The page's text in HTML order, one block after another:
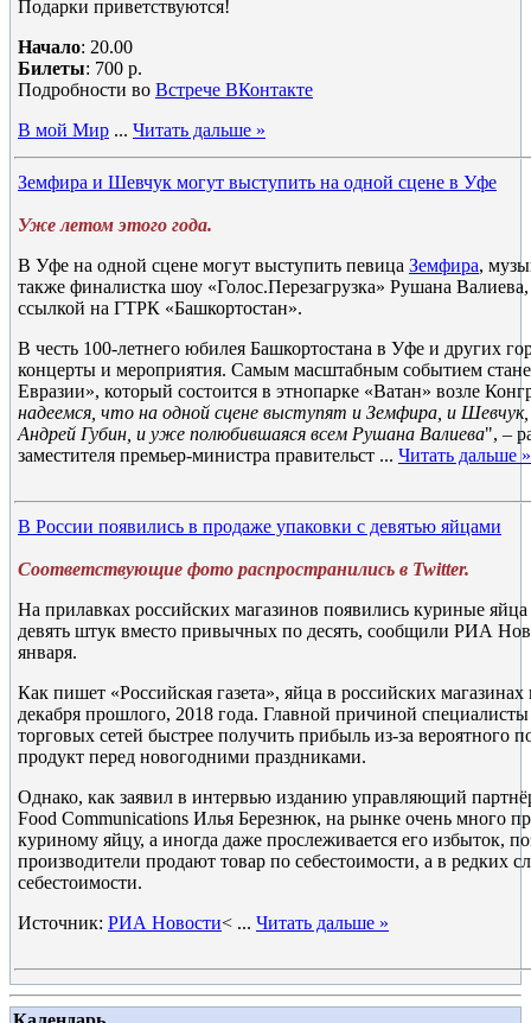
Подарки приветствуются!
Начало: 20.00
Билеты: 700 р.
Подробности во Встрече ВКонтакте
В мой Мир ... Читать дальше »
Земфира и Шевчук могут выступить на одной сцене в Уфе
Уже летом этого года.
В Уфе на одной сцене могут выступить певица Земфира,
также финалистка шоу «Голос.Перезагрузка» Рушана Валиева,
ссылкой на ГТРК «Башкортостан».
В честь 100-летнего юбилея Башкортостана в Уфе и других
концерты и мероприятия. Самым масштабным событием
Евразии», который состоится в этнопарке «Ватан» возле
надеемся, что на одной сцене выступят и Земфира, и
Андрей Губин, и уже полюбившаяся всем Рушана Валиева", –
заместителя премьер-министра правительст ... Читать дальше »
В России появились в продаже упаковки с девятью яйцами
Соответствующие фото распространились в Twitter.
На прилавках российских магазинов появились куриные
девять штук вместо привычных по десять, сообщили РИА
января.
Как пишет «Российская газета», яйца в российских
декабря прошлого, 2018 года. Главной причиной
торговых сетей быстрее получить прибыль из-за вероятного
продукт перед новогодними праздниками.
Однако, как заявил в интервью изданию управляющий
Food Communications Илья Березнюк, на рынке очень много
куриному яйцу, а иногда даже прослеживается его избыток,
производители продают товар по себестоимости, а в редких
себестоимости.
Источник: РИА Новости< ... Читать дальше »